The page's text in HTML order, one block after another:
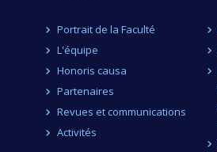
Portrait de la Faculté
L'équipe
Honoris causa
Partenaires
Revues et communications
Activités